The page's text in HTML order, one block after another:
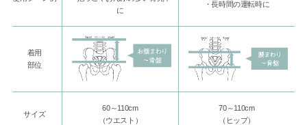
に
・長時間の運転時に
着用
部位
サイズ
60～110cm
（ウエスト）
70～110cm
（ヒップ）